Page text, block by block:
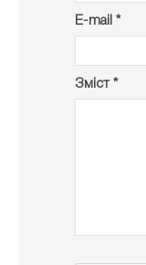
E-mail *
Зміст *